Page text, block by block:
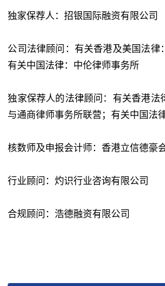
独家保荐人：招银国际融资有限公司
公司法律顾问：有关香港及美国法律
有关中国法律：中伦律师事务所
独家保荐人的法律顾问：有关香港法
与通商律师事务所联营；有关中国法
核数师及申报会计师：香港立信德豪
行业顾问：灼识行业咨询有限公司
合规顾问：浩德融资有限公司